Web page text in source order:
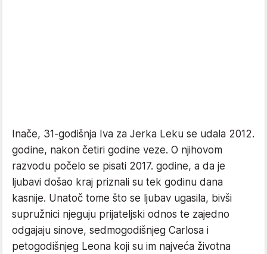
Inače, 31-godišnja Iva za Jerka Leku se udala 2012.
godine, nakon četiri godine veze. O njihovom
razvodu počelo se pisati 2017. godine, a da je
ljubavi došao kraj priznali su tek godinu dana
kasnije. Unatoč tome što se ljubav ugasila, bivši
supružnici njeguju prijateljski odnos te zajedno
odgajaju sinove, sedmogodišnjeg Carlosa i
petogodišnjeg Leona koji su im najveća životna